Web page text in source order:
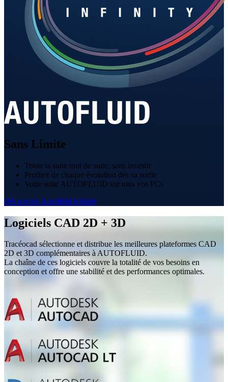
Sans Limite
Toute la suite tout de suite, sans investir
Profitez de chaque évolution dès sa sortie
Votre suite AUTOFLUID sur tous vos PCs
Découvrez Autofluid Infinity
Logiciels CAD 2D + 3D
Tracéocad sélectionne et distribue les meilleures plateformes CAD
2D et 3D complémentaires à AUTOFLUID.
La chaîne de ces logiciels couvre la totalité de vos besoins en
conception et offre une stabilité et des performances optimales.